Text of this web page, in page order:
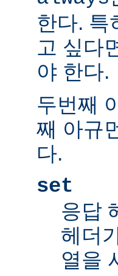
한다. 특
고 싶다
야 한다.
두번째
째 아규
다.
set
응답
헤더
열을